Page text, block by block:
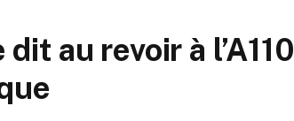
au revoir à l’A110